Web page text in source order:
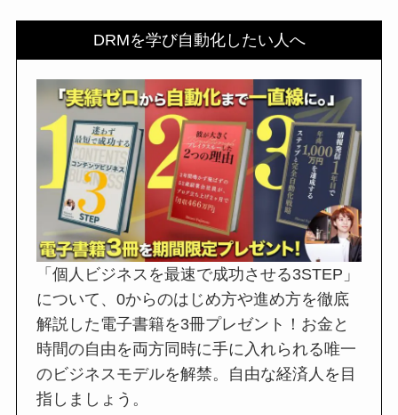
DRMを学び自動化したい人へ
「個人ビジネスを最速で成功させる3STEP」
について、0からのはじめ方や進め方を徹底
解説した電子書籍を3冊プレゼント！お金と
時間の自由を両方同時に手に入れられる唯一
のビジネスモデルを解禁。自由な経済人を目
指しましょう。